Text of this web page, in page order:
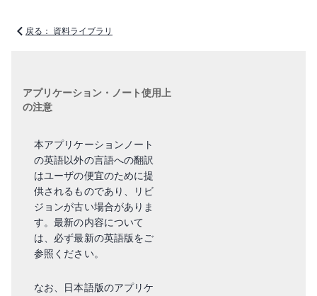
戻る： 資料ライブラリ
アプリケーション・ノート使用上
の注意
本アプリケーションノート
の英語以外の言語への翻訳
はユーザの便宜のために提
供されるものであり、リビ
ジョンが古い場合がありま
す。最新の内容について
は、必ず最新の英語版をご
参照ください。
なお、日本語版のアプリケ